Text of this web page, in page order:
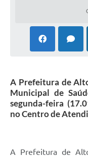
A Prefeitura de
Municipal de
segunda-feira
no Centro de
A Prefeitura de